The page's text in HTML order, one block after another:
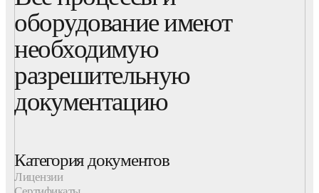
оборудование имеют
необходимую
разрешительную
документацию
Категория документов
Лицензии